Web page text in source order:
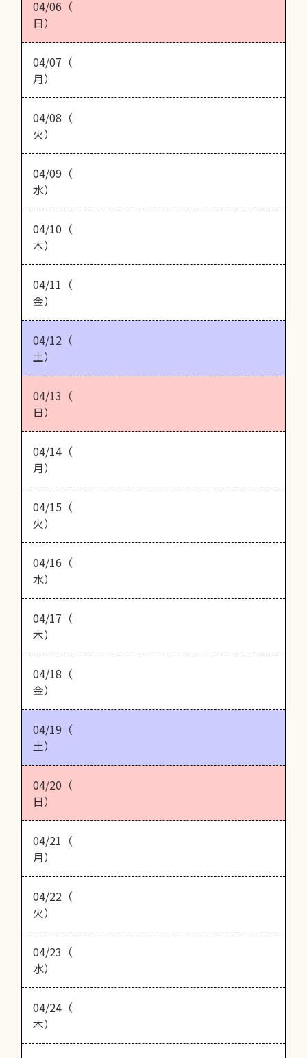
04/06（
日）
04/07（
月）
04/08（
火）
04/09（
水）
04/10（
木）
04/11（
金）
04/12（
土）
04/13（
日）
04/14（
月）
04/15（
火）
04/16（
水）
04/17（
木）
04/18（
金）
04/19（
土）
04/20（
日）
04/21（
月）
04/22（
火）
04/23（
水）
04/24（
木）